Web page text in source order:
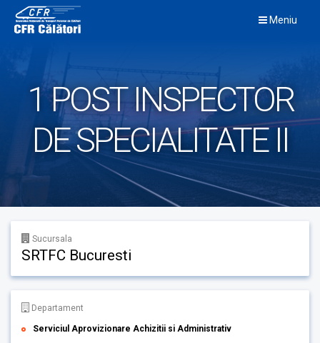
content
Meniu
1 POST INSPECTOR
DE SPECIALITATE II
Sucursala
SRTFC Bucuresti
Departament
Serviciul Aprovizionare Achizitii si Administrativ